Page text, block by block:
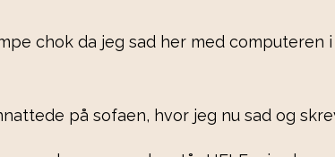
chok da jeg sad her med
på sofaen, hvor jeg nu sad og